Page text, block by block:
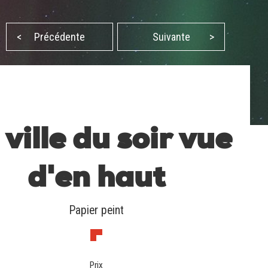
< Précédente Suivante >
ville du soir vue
d'en haut
Papier peint
Prix